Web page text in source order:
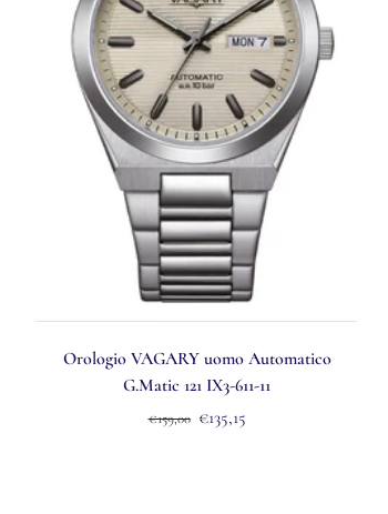
Orologio VAGARY uomo Automatico
G.Matic 121 IX3-611-11
€159,00 €135,15